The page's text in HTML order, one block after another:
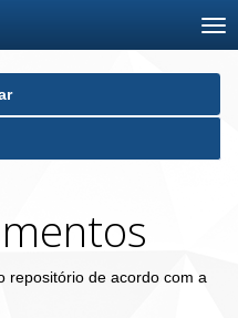
repositório de acordo com a